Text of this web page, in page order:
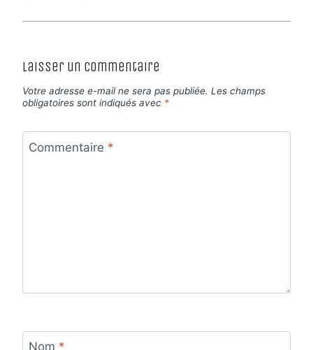
Laisser un commentaire
Votre adresse e-mail ne sera pas publiée. Les champs
obligatoires sont indiqués avec *
Commentaire *
Nom *